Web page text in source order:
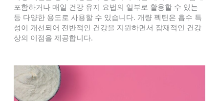
포함하거나 매일 건강 유지 요법의 일부로 활용할 수 있는
등 다양한 용도로 사용할 수 있습니다. 개량 펙틴은 흡수 특
성이 개선되어 전반적인 건강을 지원하면서 잠재적인 건강
상의 이점을 제공합니다.